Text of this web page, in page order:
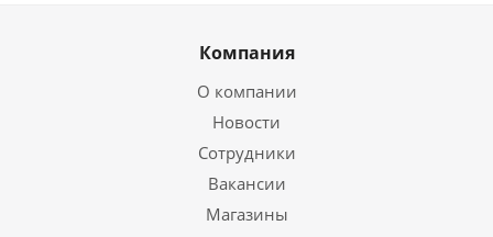
Компания
О компании
Новости
Сотрудники
Вакансии
Магазины